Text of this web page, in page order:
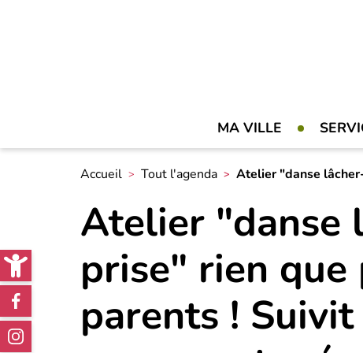
Open toolbar
MA VILLE
Réseaux
sociaux
Accueil Tout l'agenda Atelier "danse
Atelier "danse
prise" rien que
parents !